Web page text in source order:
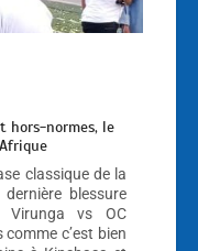
hors-normes, le
classique de la
blessure
Virunga vs OC
c’est bien